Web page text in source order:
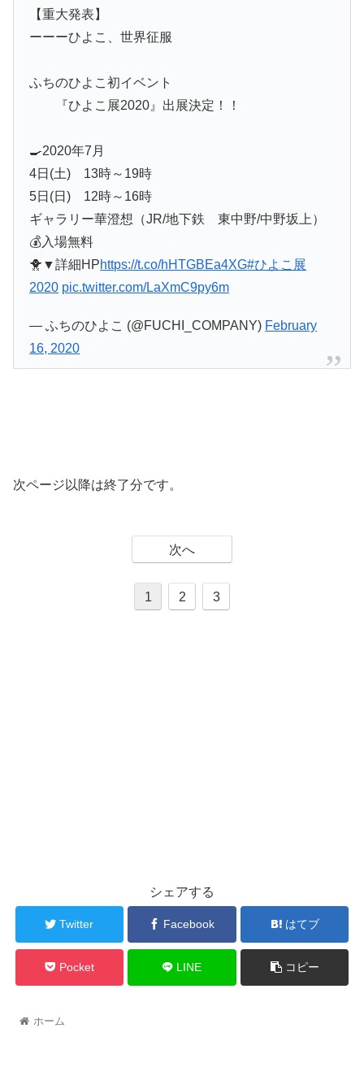
【重大発表】
ーーーひよこ、世界征服
ふちのひよこ初イベント
『ひよこ展2020』出展決定！！
🍳2020年7月
4日(土) 13時～19時
5日(日) 12時～16時
ギャラリー華澄想（JR/地下鉄 東中野/中野坂上）
💰入場無料
🐥▼詳細HPhttps://t.co/hHTGBEa4XG#ひよこ展
2020 pic.twitter.com/LaXmC9py6m
— ふちのひよこ (@FUCHI_COMPANY) February
16, 2020
次ページ以降は終了分です。
次へ
1 2 3
シェアする
Twitter Facebook はてブ
Pocket LINE コピー
ホーム